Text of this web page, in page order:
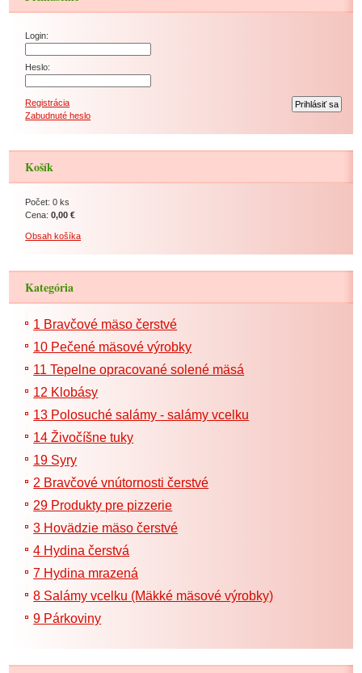
Login:
Heslo:
Registrácia
Zabudnuté heslo
Košík
Počet: 0 ks
Cena:0,00 €
Obsah košíka
Kategória
1 Bravčové mäso čerstvé
10 Pečené mäsové výrobky
11 Tepelne opracované solené mäsá
12 Klobásy
13 Polosuché salámy - salámy vcelku
14 Živočíšne tuky
19 Syry
2 Bravčové vnútornosti čerstvé
29 Produkty pre pizzerie
3 Hovädzie mäso čerstvé
4 Hydina čerstvá
7 Hydina mrazená
8 Salámy vcelku (Mäkké mäsové výrobky)
9 Párkoviny